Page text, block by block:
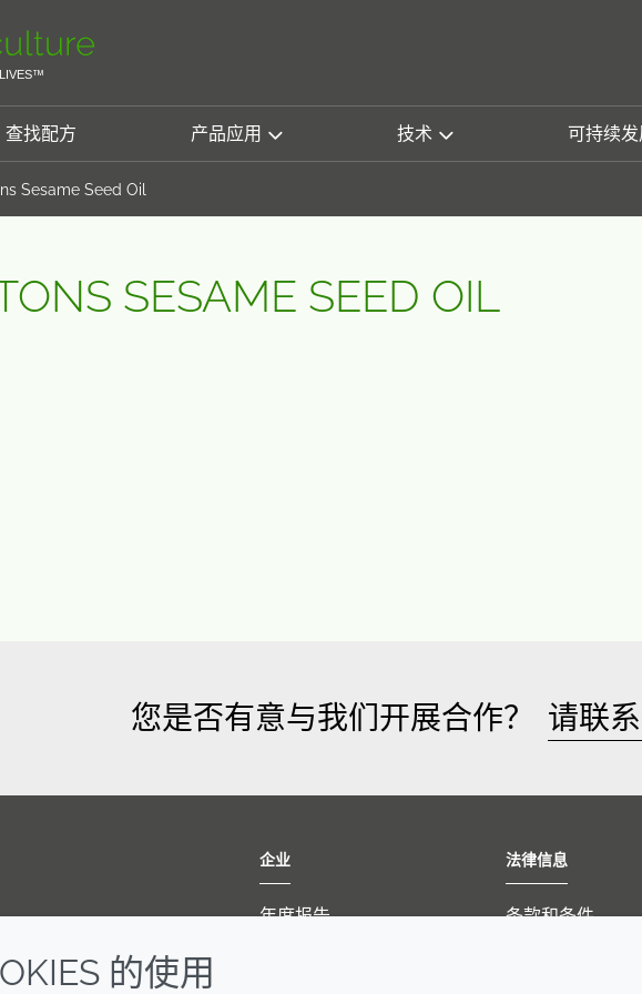
查找配方 产品应用 技术 可持续
Sesame Seed Oil
SESAME SEED OIL
您是否有意与我们开展合作？ 请联
企业
年度报告
法律信息
条款和条件
的使用